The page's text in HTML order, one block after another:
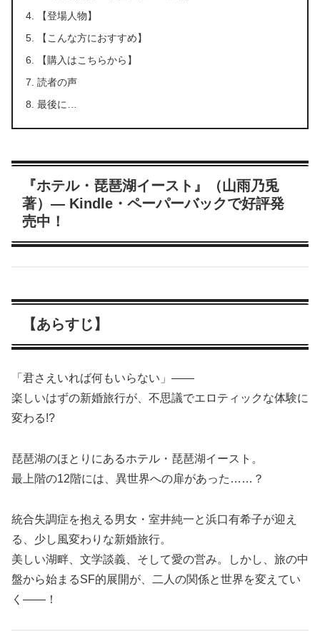
【登場人物】
【こんな方におすすめ】
【購入はこちらから】
読者の声
最後に…
『ホテル・琵琶湖イースト』（山雨乃兎
著）— Kindle・ペーパーバックで好評発
売中！
【あらすじ】
「君さえいれば何もいらない」——
楽しいはずの新婚旅行が、不思議でエロティックな体験に
変わる!?
琵琶湖のほとりにあるホテル・琵琶湖イースト。
最上階の12階には、異世界への扉があった……？
統合失調症を抱える男女・室井純一と浜口有希子が迎え
る、少し風変わりな新婚旅行。
美しい湖畔、文学談義、そして愛の営み。しかし、旅の中
盤から始まるSF的展開が、二人の関係と世界を変えてい
く——！